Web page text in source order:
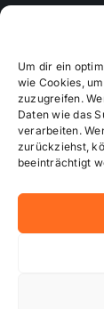
Um dir ein
wie Cookies,
zuzugreifen.
Daten wie das
verarbeiten.
zurückziehst,
beeinträchtigt
Cookie-
© 2026 -